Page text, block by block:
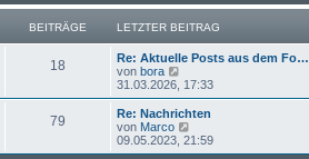
r
B
e
i
t
a
g
e
s
r
e
i
t
a
BEITRÄGE LETZTER BEITRAG
18
Re: Aktuelle Posts aus dem Fo…
von bora
e
u
e
s
t
31.03.2026, 17:33
79
Re: Nachrichten
von Marco
e
u
09.05.2023, 21:59